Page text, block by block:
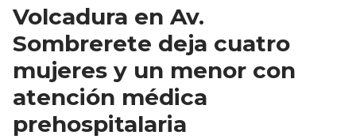
Volcadura en Av.
Sombrerete deja cuatro
mujeres y un menor con
atención médica
prehospitalaria